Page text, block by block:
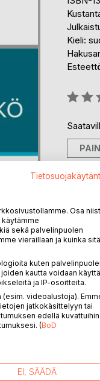
Kieli:
Osa
sekä palvelinpuolen
vieraillaan ja kuinka sitä
kuten
kautta voidaan
ja IP-osoitteita.
videoalustoja).
jatkokäsittelyyn tai
edellä kuvattuihin
(BoD
EI, SÄÄDÄ